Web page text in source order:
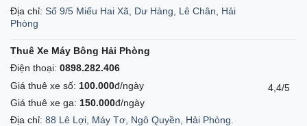
Địa chỉ: Số 9/5 Miếu Hai Xã, Dư Hàng, Lê Chân, Hải
Phòng
Thuê Xe Máy Bông Hải Phòng
Điện thoại: 0898.282.406
Giá thuê xe số: 100.000đ/ngày
Giá thuê xe ga: 150.000đ/ngày
Địa chỉ: 88 Lê Lợi, Máy Tơ, Ngô Quyền, Hải Phòng.
4,4/5